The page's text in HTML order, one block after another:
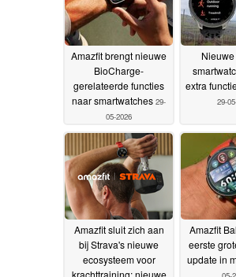
Amazfit brengt nieuwe
BioCharge-
gerelateerde functies
naar smartwatches 29-
05-2026
extra
29-
Amazfit sluit zich aan
bij Strava's nieuwe
ecosysteem voor
krachttraining; nieuwe
Amazfit
eerste
update in